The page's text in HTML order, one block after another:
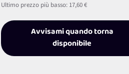
Ultimo prezzo più basso: 17,60 €
Avvisami quando torna
disponibile